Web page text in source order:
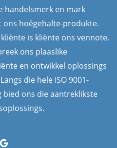
handelsmerk en mark
hoëgehalte-produkte.
is kliënte ons vennote.
ons ​​plaaslike
en ontwikkel oplossings
die hele ISO 9001-
ons die aantreklikste